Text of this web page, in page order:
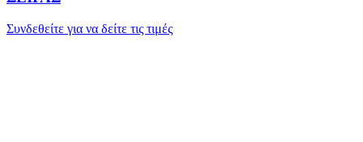
Συνδεθείτε για να δείτε τις τιμές